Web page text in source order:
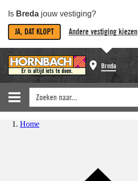
Is Breda jouw vestiging?
JA, DAT KLOPT Andere vestiging kiezen
Breda
Home